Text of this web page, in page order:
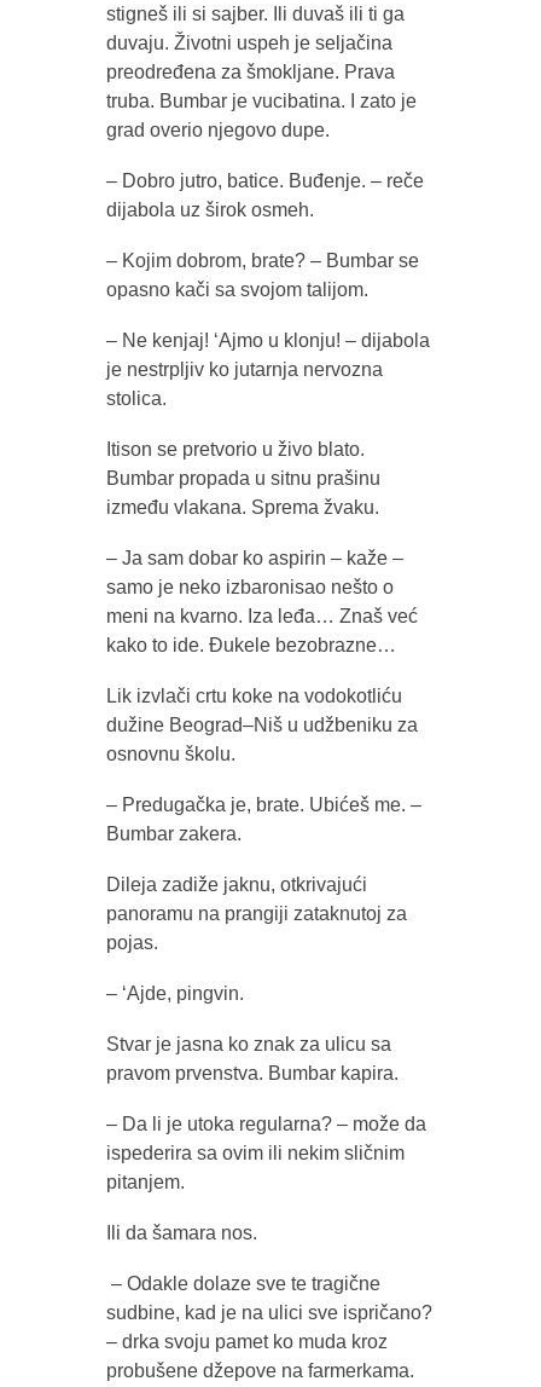
stigneš ili si sajber. Ili duvaš ili ti ga
duvaju. Životni uspeh je seljačina
preodređena za šmokljane. Prava
truba. Bumbar je vucibatina. I zato je
grad overio njegovo dupe.
– Dobro jutro, batice. Buđenje. – reče
dijabola uz širok osmeh.
– Kojim dobrom, brate? – Bumbar se
opasno kači sa svojom talijom.
– Ne kenjaj! ‘Ajmo u klonju! – dijabola
je nestrpljiv ko jutarnja nervozna
stolica.
Itison se pretvorio u živo blato.
Bumbar propada u sitnu prašinu
između vlakana. Sprema žvaku.
– Ja sam dobar ko aspirin – kaže –
samo je neko izbaronisao nešto o
meni na kvarno. Iza leđa… Znaš već
kako to ide. Đukele bezobrazne…
Lik izvlači crtu koke na vodokotliću
dužine Beograd–Niš u udžbeniku za
osnovnu školu.
– Predugačka je, brate. Ubićeš me. –
Bumbar zakera.
Dileja zadiže jaknu, otkrivajući
panoramu na prangiji zataknutoj za
pojas.
– ‘Ajde, pingvin.
Stvar je jasna ko znak za ulicu sa
pravom prvenstva. Bumbar kapira.
– Da li je utoka regularna? – može da
ispederira sa ovim ili nekim sličnim
pitanjem.
Ili da šamara nos.
– Odakle dolaze sve te tragične
sudbine, kad je na ulici sve ispričano?
– drka svoju pamet ko muda kroz
probušene džepove na farmerkama.